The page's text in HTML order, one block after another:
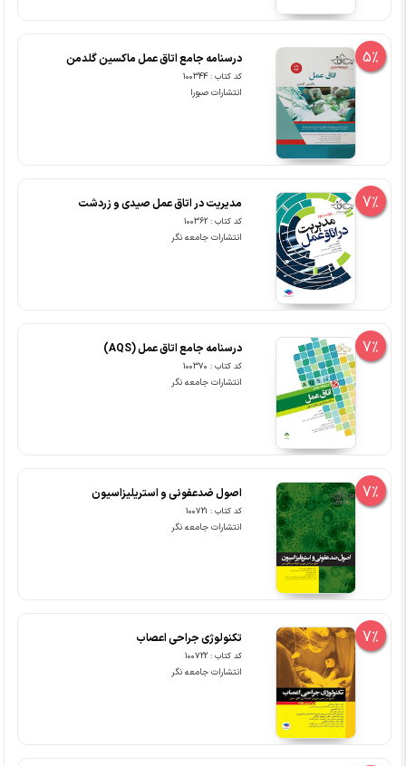
5% درسنامه جامع اتاق عمل ماکسین گلدمن
کد کتاب : 100344
انتشارات صبورا
7% مدیریت در اتاق عمل صیدی و زردشت
کد کتاب : 100362
انتشارات جامعه نگر
7% درسنامه جامع اتاق عمل (AQS)
کد کتاب : 100370
انتشارات جامعه نگر
7% اصول ضدعفونی و استریلیزاسیون
کد کتاب : 100721
انتشارات جامعه نگر
7% تکنولوژی جراحی اعصاب
کد کتاب : 100722
انتشارات جامعه نگر